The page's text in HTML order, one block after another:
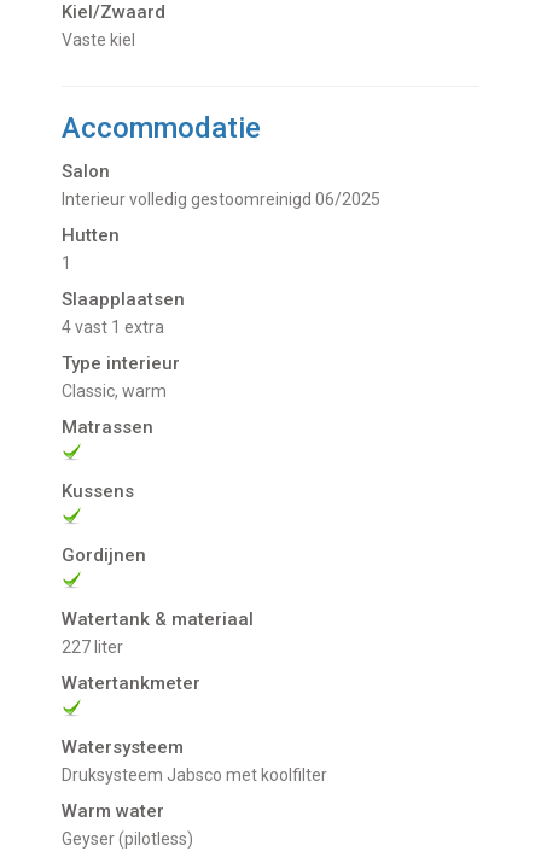
Kiel/Zwaard
vaste kiel
Accommodatie
Salon
Interieur volledig gestoomreinigd 06/2025
Hutten
1
Slaapplaatsen
4 vast 1 extra
Type interieur
Classic, warm
Matrassen
Kussens
Gordijnen
Watertank & materiaal
227 liter
Watertankmeter
Watersysteem
Druksysteem Jabsco met koolfilter
Warm water
geyser (pilotless)